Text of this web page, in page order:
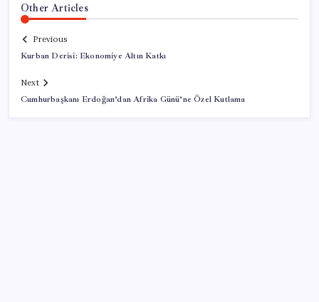
Other Articles
Previous
Kurban Derisi: Ekonomiye Altın Katkı
Next
Cumhurbaşkanı Erdoğan’dan Afrika Günü’ne Özel Kutlama